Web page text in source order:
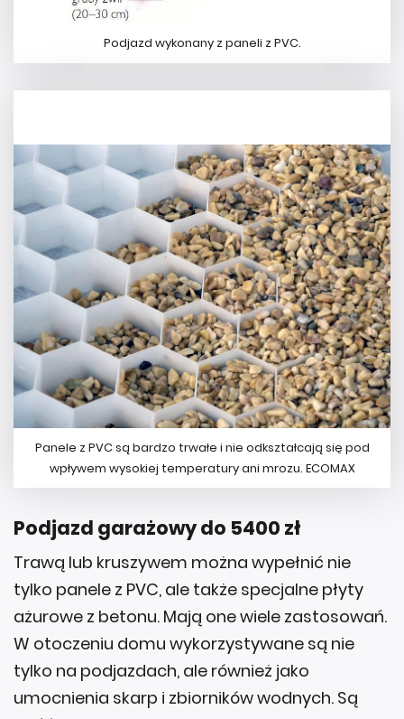
Podjazd wykonany z paneli z PVC.
Panele z PVC są bardzo trwałe i nie odkształcają się pod
wpływem wysokiej temperatury ani mrozu. ECOMAX
Podjazd garażowy do 5400 zł
Trawą lub kruszywem można wypełnić nie
tylko panele z PVC, ale także specjalne płyty
ażurowe z betonu. Mają one wiele zastosowań.
W otoczeniu domu wykorzystywane są nie
tylko na podjazdach, ale również jako
umocnienia skarp i zbiorników wodnych. Są